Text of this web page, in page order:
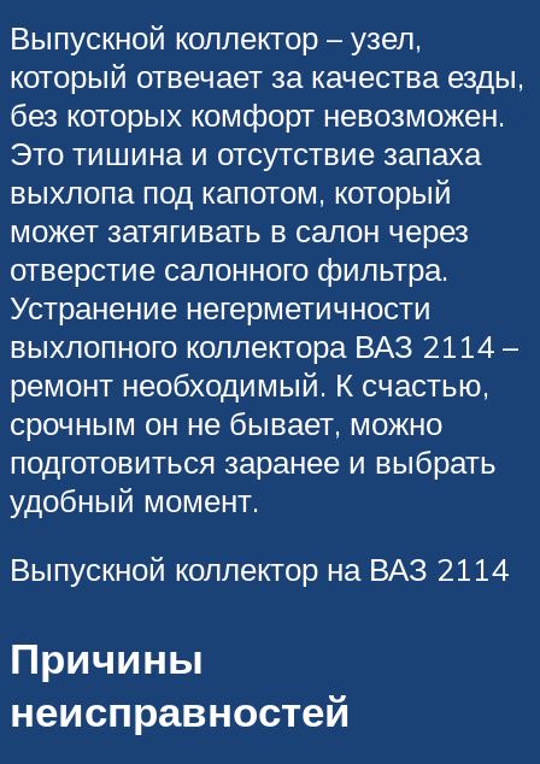
Выпускной коллектор – узел,
который отвечает за качества езды,
без которых комфорт невозможен.
Это тишина и отсутствие запаха
выхлопа под капотом, который
может затягивать в салон через
отверстие салонного фильтра.
Устранение негерметичности
выхлопного коллектора ВАЗ 2114 –
ремонт необходимый. К счастью,
срочным он не бывает, можно
подготовиться заранее и выбрать
удобный момент.
Выпускной коллектор на ВАЗ 2114
Причины
неисправностей